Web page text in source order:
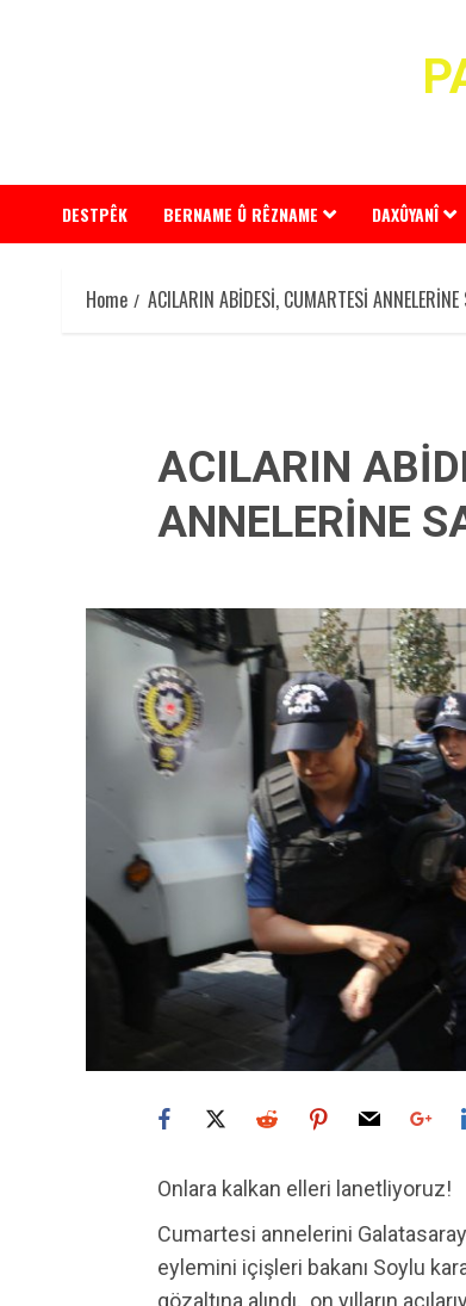
DESTPÊK BERNAME Û RÊZNAME DAXÛYANÎ
Home ACILARIN ABİDESİ, CUMARTESİ
ACILARIN
ANNELERİNE
Onlara kalkan elleri lanetliyoruz!
Cumartesi annelerini
eylemini içişleri bakanı Soylu
gözaltına alındı, on yılların